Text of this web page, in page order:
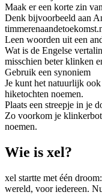
Maak er een korte zin
Denk bijvoorbeeld aan
Leen woorden uit een
Wat is de Engelse
misschien beter klinken
Gebruik een synoniem
Je kunt het natuurlijk
hiketochten noemen.
Plaats een streepje in je
Zo voorkom je
noemen.
Wie is xel?
xel startte met één
wereld, voor iedereen.